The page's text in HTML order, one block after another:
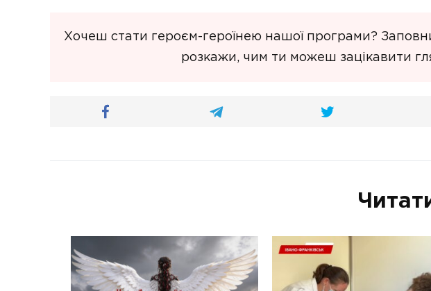
Хочеш стати героєм-героїнею нашої програми?
розкажи, чим ти можеш зацікавити